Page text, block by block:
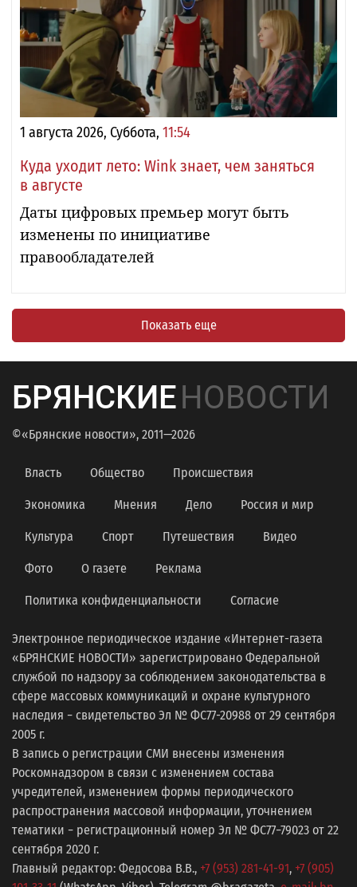
1 августа 2026, Суббота, 11:54
Куда уходит лето: Wink знает, чем заняться
в августе
Даты цифровых премьер могут быть
изменены по инициативе
правообладателей
Показать еще
БРЯНСКИЕНОВОСТИ
©«Брянские новости», 2011—2026
Власть Общество Происшествия
Экономика Мнения Дело Россия и мир
Культура Спорт Путешествия Видео
Фото О газете Реклама
Политика конфиденциальности Согласие
Электронное периодическое издание «Интернет-газета
«БРЯНСКИЕ НОВОСТИ» зарегистрировано Федеральной
службой по надзору за соблюдением законодательства в
сфере массовых коммуникаций и охране культурного
наследия − свидетельство Эл № ФС77-20988 от 29 сентября
2005 г.
В запись о регистрации СМИ внесены изменения
Роскомнадзором в связи с изменением состава
учредителей, изменением формы периодического
распространения массовой информации, уточнением
тематики − регистрационный номер Эл № ФС77−79023 от 22
сентября 2020 г.
Главный редактор: Федосова В.В., +7 (953) 281-41-91, +7 (905)